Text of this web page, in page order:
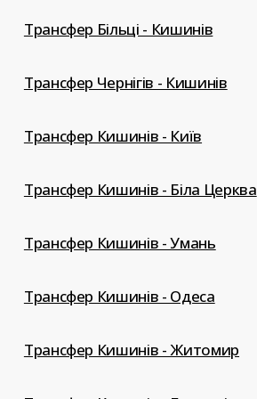
Трансфер Більці - Кишинів
Трансфер Чернігів - Кишинів
Трансфер Кишинів - Київ
Трансфер Кишинів - Біла Церква
Трансфер Кишинів - Умань
Трансфер Кишинів - Одеса
Трансфер Кишинів - Житомир